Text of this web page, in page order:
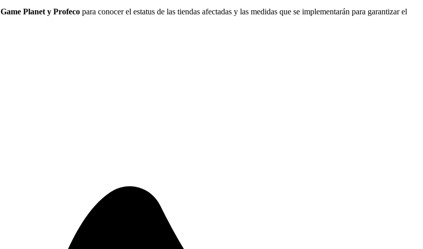
Game Planet y Profeco para conocer el estatus de las tiendas afectadas y las medidas que se implementarán para garantizar el